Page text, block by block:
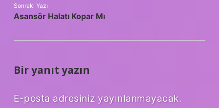
Sonraki Yazı
Asansör Halatı Kopar Mı
Bir yanıt yazın
E-posta adresiniz yayınlanmayacak.